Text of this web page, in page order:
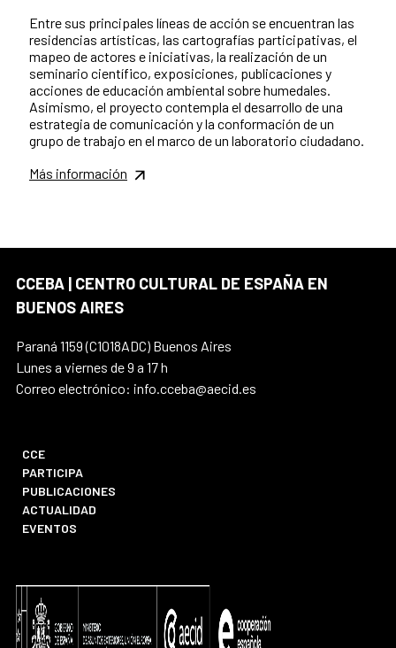
Entre sus principales líneas de acción se encuentran las
residencias artísticas, las cartografías participativas, el
mapeo de actores e iniciativas, la realización de un
seminario científico, exposiciones, publicaciones y
acciones de educación ambiental sobre humedales.
Asimismo, el proyecto contempla el desarrollo de una
estrategia de comunicación y la conformación de un
grupo de trabajo en el marco de un laboratorio ciudadano.
Más información
CCEBA | CENTRO CULTURAL DE ESPAÑA EN
BUENOS AIRES
Paraná 1159 (C1018ADC) Buenos Aires
Lunes a viernes de 9 a 17 h
Correo electrónico: info.cceba@aecid.es
CCE
PARTICIPA
PUBLICACIONES
ACTUALIDAD
EVENTOS